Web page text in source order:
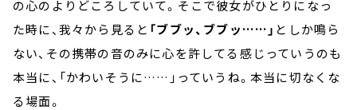
の心のよりどころしていて。そこで彼女がひとりになっ
た時に、我々から見ると 「ブブッ、ブブッ……」 としか鳴ら
ない、その携帯の音のみに心を許してる感じっていうのも
本当に、「かわいそうに……」っていうね。本当に切なくな
る場面。